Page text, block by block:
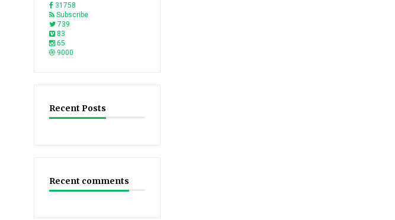
31758
Subscribe
739
83
65
9000
Recent Posts
Recent comments